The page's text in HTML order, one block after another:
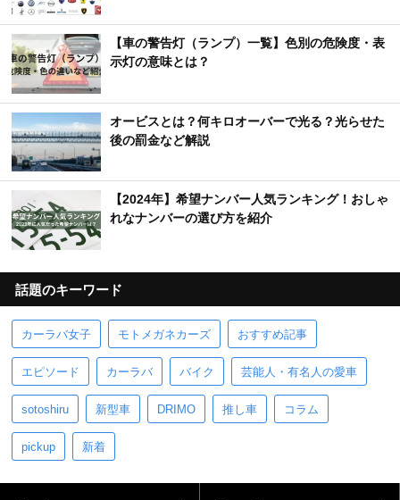
【車の警告灯（ランプ）一覧】色別の危険度・表
示灯の意味とは？
オービスとは？何キロオーバーで光る？光らせた
後の罰金など解説
【2024年】希望ナンバー人気ランキング！おしゃ
れなナンバーの選び方を紹介
話題のキーワード
カーラバ女子 モトメガネカーズ おすすめ記事
エピソード カーラバ バイク 芸能人・有名人の愛車
sotoshiru 新型車 DRIMO 推し車 コラム
pickup 新着